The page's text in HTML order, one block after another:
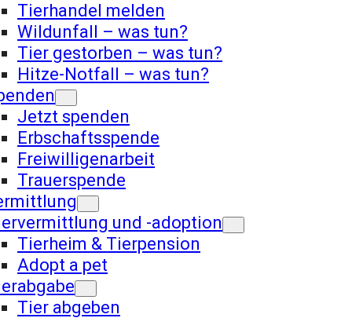
Tierhandel melden
Wildunfall – was tun?
Tier gestorben – was tun?
Hitze-Notfall – was tun?
Jetzt spenden
Erbschaftsspende
Freiwilligenarbeit
Trauerspende
und -adoption
Tierheim & Tierpension
Adopt a pet
Tier abgeben